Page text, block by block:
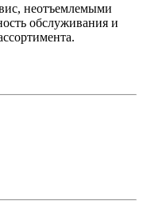
неотъемлемыми
обслуживания и